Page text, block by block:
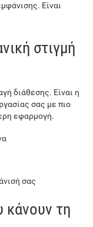
Είναι
στιγμή
διάθεσης. Είναι η
σας με πιο
εφαρμογή.
σας
κάνουν τη